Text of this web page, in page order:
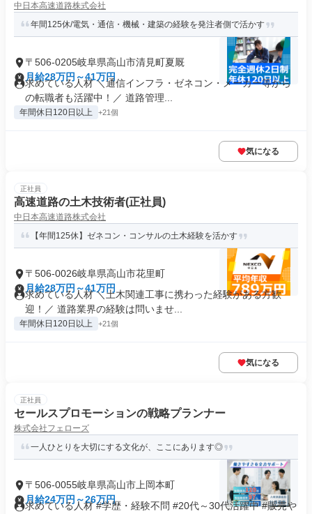
中日本高速道路株式会社
年間125休/電気・通信・機械・建築の経験を発注者側で活かす
〒506-0205岐阜県高山市清見町夏厩
月給28万円～41万円
求めている人材 ＼通信インフラ・ゼネコン・メーカー等から
の転職者も活躍中！／ 道路管理...
年間休日120日以上 +21個
気になる
正社員
高速道路の土木技術者(正社員)
中日本高速道路株式会社
【年間125休】ゼネコン・コンサルの土木経験を活かす
〒506-0026岐阜県高山市花里町
月給28万円～41万円
求めている人材 ＼土木関連工事に携わった経験がある方歓
迎！／ 道路業界の経験は問いませ...
年間休日120日以上 +21個
気になる
正社員
セールスプロモーションの戦略プランナー
株式会社フェローズ
一人ひとりを大切にする文化が、ここにあります◎
〒506-0055岐阜県高山市上岡本町
月給24万円～26万円
求めている人材 #学歴・経験不問 #20代～30代活躍中 #販売や